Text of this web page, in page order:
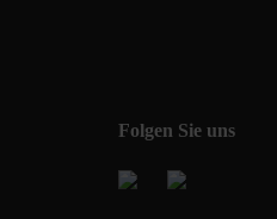
Folgen Sie uns